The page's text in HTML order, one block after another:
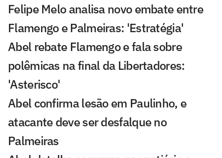
Felipe Melo analisa novo embate entre
Flamengo e Palmeiras: 'Estratégia'
Abel rebate Flamengo e fala sobre
polêmicas na final da Libertadores:
'Asterisco'
Abel confirma lesão em Paulinho, e
atacante deve ser desfalque no
Palmeiras